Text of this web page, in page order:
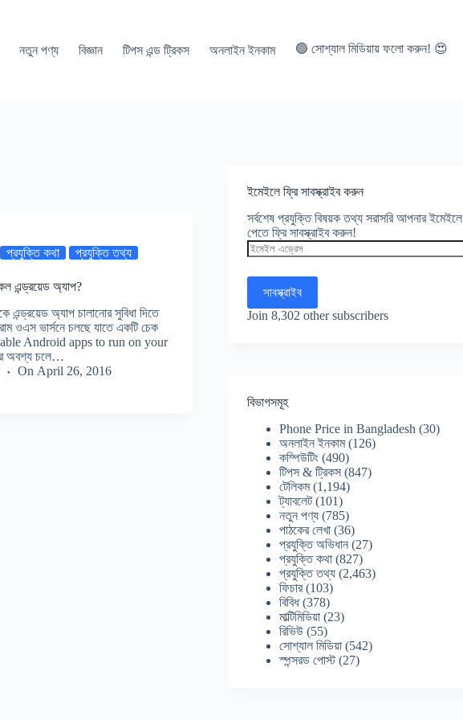
নতুন পণ্য বিজ্ঞান টিপস এন্ড ট্রিকস অনলাইন ইনকাম 🟢 সোশ্যাল মিডিয়ায় ফলো করুন! 😍
প্রযুক্তি কথা প্রযুক্তি তথ্য
এন্ড্রয়েড অ্যাপ?
অ্যাপ চালানোর সুবিধা দিতে
ওএস ভার্সনে চলছে যাতে একটি চেক
Android apps to run on your
অবশ্য চলে…
On April 26, 2016
ইমেইলে ফ্রি সাবস্ক্রাইব করুন
সর্বশেষ প্রযুক্তি বিষয়ক তথ্য সরাসরি আপনার ইমেইলে
পেতে ফ্রি সাবস্ক্রাইব করুন!
ইমেইল
এড্রেস
সাবস্ক্রাইব
Join 8,302 other subscribers
বিভাগসমূহ
Phone Price in Bangladesh (30)
অনলাইন ইনকাম(126)
কম্পিউটিং (490)
টিপস & ট্রিকস (847)
টেলিকম(1,194)
ট্যাবলেট(101)
নতুন পণ্য (785)
পাঠকের লেখা (36)
প্রযুক্তি অভিধান (27)
প্রযুক্তি কথা (827)
প্রযুক্তি তথ্য (2,463)
ফিচার(103)
বিবিধ(378)
মাল্টিমিডিয়া (23)
রিভিউ (55)
সোশ্যাল মিডিয়া (542)
স্পন্সরড পোস্ট(27)